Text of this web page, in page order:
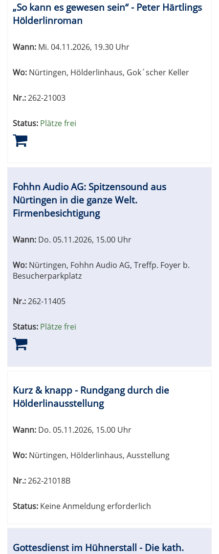
„So kann es gewesen sein“ - Peter Härtlings
Hölderlinroman
Wann: Mi. 04.11.2026, 19.30 Uhr
Wo: Nürtingen, Hölderlinhaus, Gok´scher Keller
Nr.:262-21003
Status: Plätze frei
Fohhn Audio AG: Spitzensound aus
Nürtingen in die ganze Welt.
Firmenbesichtigung
Wann: Do. 05.11.2026, 15.00 Uhr
Wo: Nürtingen, Fohhn Audio AG, Treffp. Foyer b.
Besucherparkplatz
Nr.:262-11405
Status: Plätze frei
Kurz & knapp - Rundgang durch die
Hölderlinausstellung
Wann: Do. 05.11.2026, 15.00 Uhr
Wo: Nürtingen, Hölderlinhaus, Ausstellung
Nr.:262-21018B
Status: Keine Anmeldung erforderlich
Gottesdienst im Hühnerstall - Die kath.